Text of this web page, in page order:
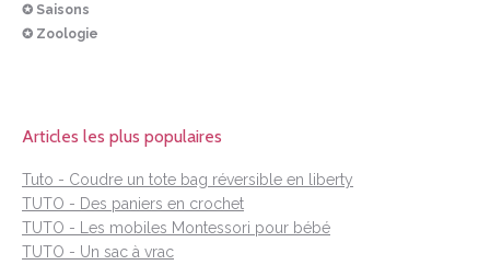
✪ Saisons
✪ Zoologie
Articles les plus populaires
Tuto - Coudre un tote bag réversible en liberty
TUTO - Des paniers en crochet
TUTO - Les mobiles Montessori pour bébé
TUTO - Un sac à vrac